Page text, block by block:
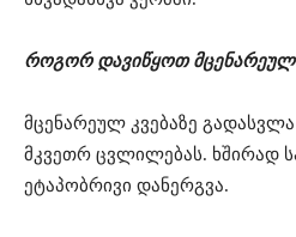
როგორ დავიწყოთ მცენარეულ
მცენარეულ კვებაზე
მკვეთრ ცვლილებას. ხშირად
ეტაპობრივი დანერგვა.